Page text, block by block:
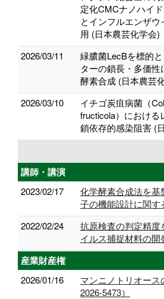
定化CMCナノハイ
とインフルエンザ
用 (日本農芸化学会)
2026/03/11
緑膿菌LecBを標的
ターの鎖長・多価
酵素合成 (日本農芸
2026/03/10
イチゴ炭疽病菌（
fructicola）におけ
鎖依存的感染阻害 (
講師・講演
2023/02/17
化学酵素合成法を
子の機能設計に関す
2022/02/24
抗原検査の判定精度
イルス捕捉材料の開
産業財産権
2026/01/16
マンニノトリオー
2026-5473）